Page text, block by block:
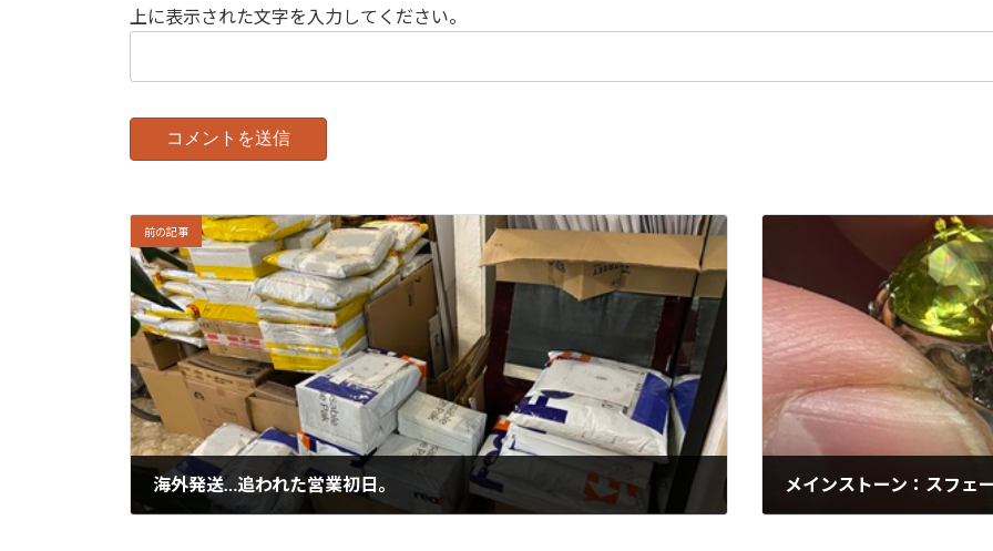
上に表示された文字を入力してください。
前の記事
海外発送…追われた営業初日。 メインストーン：スフェ